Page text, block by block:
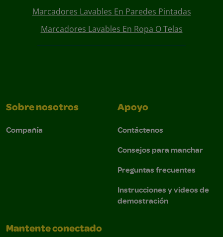
Marcadores Lavables En Paredes Pintadas
Marcadores Lavables En Ropa O Telas
Sobre nosotros
Compañía
Apoyo
Contáctenos
Consejos para manchar
Preguntas frecuentes
Instrucciones y videos de
demostración
Mantente conectado